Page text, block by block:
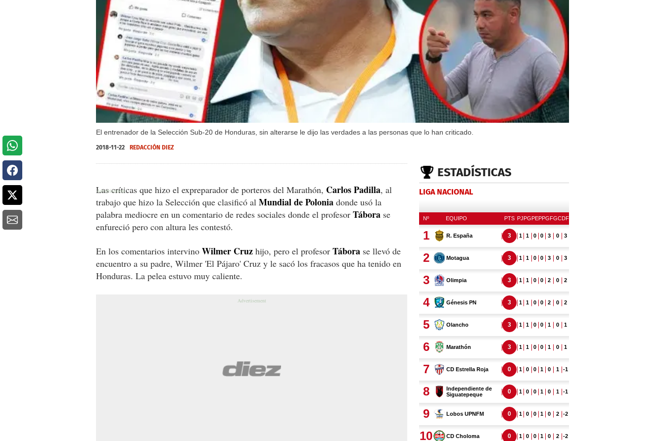
El entrenador de la Selección Sub-20 de Honduras, sin alterarse le dijo las verdades a las personas que lo han criticado.
2018-11-22 REDACCIÓN DIEZ
Las críticas que hizo el expreparador de porteros del Marathón, Carlos Padilla, al
trabajo que hizo la Selección que clasificó al Mundial de Polonia donde usó la
palabra mediocre en un comentario de redes sociales donde el profesor Tábora se
enfureció pero con altura les contestó.
En los comentarios intervino Wilmer Cruz hijo, pero el profesor Tábora se llevó de
encuentro a su padre, Wilmer 'El Pájaro' Cruz y le sacó los fracasos que ha tenido en
Honduras. La pelea estuvo muy caliente.
ESTADÍSTICAS
LIGA NACIONAL